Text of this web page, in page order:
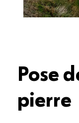
Pose
pierre